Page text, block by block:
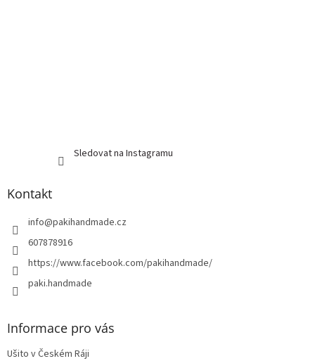
Sledovat na Instagramu
Kontakt
info@pakihandmade.cz
607878916
https://www.facebook.com/pakihandmade/
paki.handmade
Informace pro vás
Ušito v Českém Ráji